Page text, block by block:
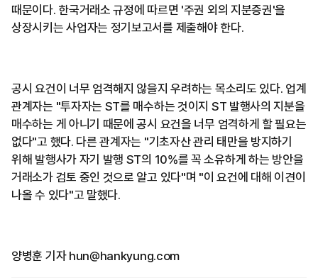
때문이다. 한국거래소 규정에 따르면 '주권 외의 지분증권'을
상장시키는 사업자는 정기보고서를 제출해야 한다.
공시 요건이 너무 엄격해지 않을지 우려하는 목소리도 있다. 업계
관계자는 "투자자는 ST를 매수하는 것이지 ST 발행사의 지분을
매수하는 게 아니기 때문에 공시 요건을 너무 엄격하게 할 필요는
없다"고 했다. 다른 관계자는 "기초자산 관리 태만을 방지하기
위해 발행사가 자기 발행 ST의 10%를 꼭 소유하게 하는 방안을
거래소가 검토 중인 것으로 알고 있다"며 "이 요건에 대해 이견이
나올 수 있다"고 말했다.
양병훈 기자 hun@hankyung.com